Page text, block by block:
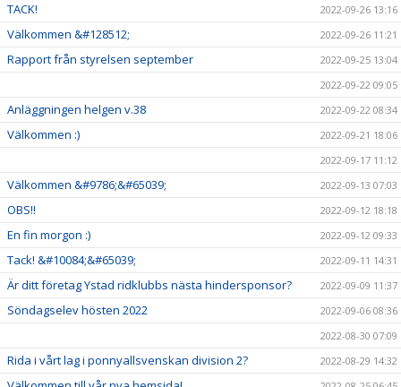
TACK! 2022-09-26 13:16
Välkommen &#128512; 2022-09-26 11:21
Rapport från styrelsen september
2022-09-25 13:04
2022-09-22 09:05
Anläggningen helgen v.38 2022-09-22 08:34
Välkommen :)
2022-09-21 18:06
2022-09-17 11:12
Välkommen &#9786;&#65039; 2022-09-13 07:03
OBS!! 2022-09-12 18:18
En fin morgon :) 2022-09-12 09:33
Tack! &#10084;&#65039; 2022-09-11 14:31
Är ditt företag Ystad ridklubbs nästa hindersponsor? 2022-09-09 11:37
Söndagselev hösten 2022
2022-09-06 08:36
2022-08-30 07:09
Rida i vårt lag i ponnyallsvenskan division 2? 2022-08-29 14:32